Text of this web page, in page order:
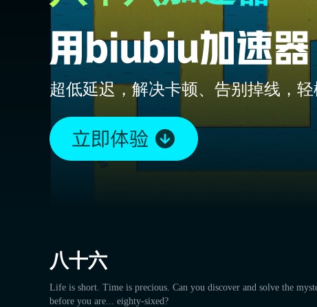
超低延迟，解决卡顿、告别掉线，
八十六
Life is short. Time is precious. Can you discover and solve the
before you are... eighty-sixed?